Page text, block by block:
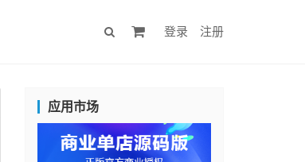
登录 注册
应用市场